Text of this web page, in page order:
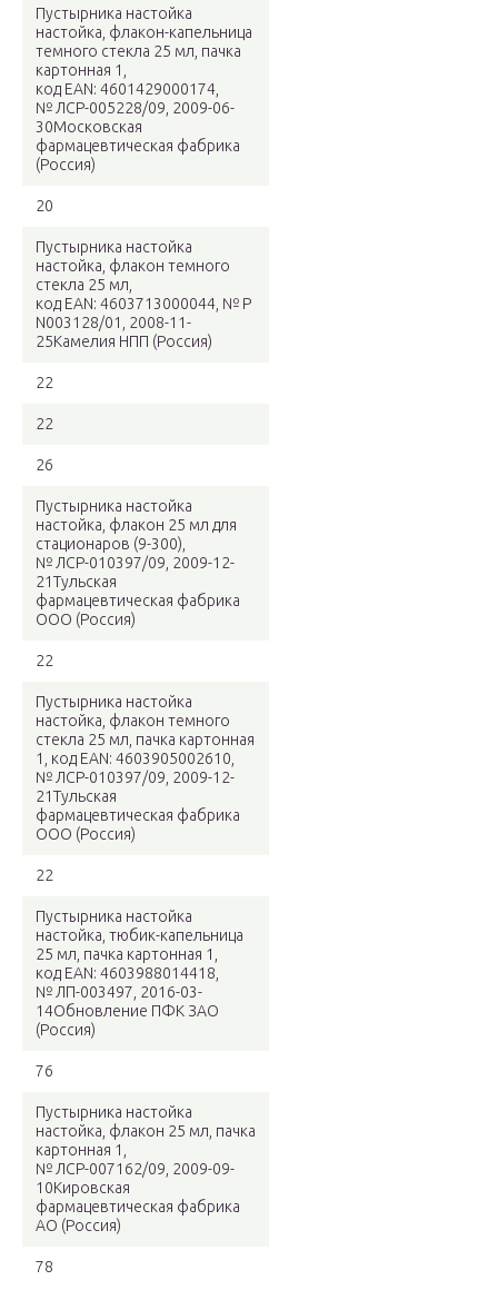
Пустырника настойка
настойка, флакон-капельница
темного стекла 25 мл, пачка
картонная 1,
код EAN: 4601429000174,
№ ЛСР-005228/09, 2009-06-
30Московская
фармацевтическая фабрика
(Россия)
20
Пустырника настойка
настойка, флакон темного
стекла 25 мл,
код EAN: 4603713000044, № Р
N003128/01, 2008-11-
25Камелия НПП (Россия)
22
22
26
Пустырника настойка
настойка, флакон 25 мл для
стационаров (9-300),
№ ЛСР-010397/09, 2009-12-
21Тульская
фармацевтическая фабрика
ООО (Россия)
22
Пустырника настойка
настойка, флакон темного
стекла 25 мл, пачка картонная
1, код EAN: 4603905002610,
№ ЛСР-010397/09, 2009-12-
21Тульская
фармацевтическая фабрика
ООО (Россия)
22
Пустырника настойка
настойка, тюбик-капельница
25 мл, пачка картонная 1,
код EAN: 4603988014418,
№ ЛП-003497, 2016-03-
14Обновление ПФК ЗАО
(Россия)
76
Пустырника настойка
настойка, флакон 25 мл, пачка
картонная 1,
№ ЛСР-007162/09, 2009-09-
10Кировская
фармацевтическая фабрика
АО (Россия)
78